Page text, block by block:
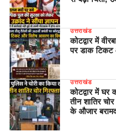
उत्तराखंड
कोटद्वार में
पर डाक टिकट
उत्तराखंड
कोटद्वार में घर
तीन शातिर
के औजार